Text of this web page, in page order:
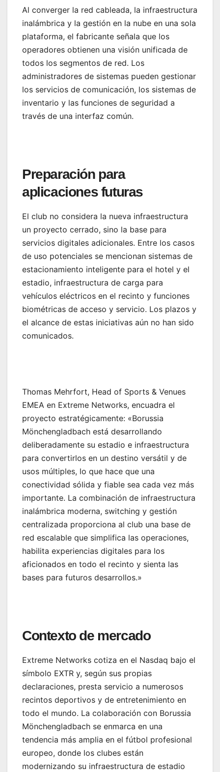
Al converger la red cableada, la infraestructura
inalámbrica y la gestión en la nube en una sola
plataforma, el fabricante señala que los
operadores obtienen una visión unificada de
todos los segmentos de red. Los
administradores de sistemas pueden gestionar
los servicios de comunicación, los sistemas de
inventario y las funciones de seguridad a
través de una interfaz común.
Preparación para
aplicaciones futuras
El club no considera la nueva infraestructura
un proyecto cerrado, sino la base para
servicios digitales adicionales. Entre los casos
de uso potenciales se mencionan sistemas de
estacionamiento inteligente para el hotel y el
estadio, infraestructura de carga para
vehículos eléctricos en el recinto y funciones
biométricas de acceso y servicio. Los plazos y
el alcance de estas iniciativas aún no han sido
comunicados.
Thomas Mehrfort, Head of Sports & Venues
EMEA en Extreme Networks, encuadra el
proyecto estratégicamente: «Borussia
Mönchengladbach está desarrollando
deliberadamente su estadio e infraestructura
para convertirlos en un destino versátil y de
usos múltiples, lo que hace que una
conectividad sólida y fiable sea cada vez más
importante. La combinación de infraestructura
inalámbrica moderna, switching y gestión
centralizada proporciona al club una base de
red escalable que simplifica las operaciones,
habilita experiencias digitales para los
aficionados en todo el recinto y sienta las
bases para futuros desarrollos.»
Contexto de mercado
Extreme Networks cotiza en el Nasdaq bajo el
símbolo EXTR y, según sus propias
declaraciones, presta servicio a numerosos
recintos deportivos y de entretenimiento en
todo el mundo. La colaboración con Borussia
Mönchengladbach se enmarca en una
tendencia más amplia en el fútbol profesional
europeo, donde los clubes están
modernizando su infraestructura de estadio